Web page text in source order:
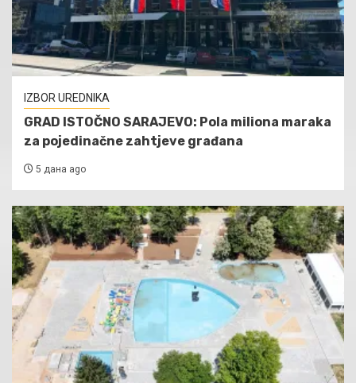
IZBOR UREDNIKA
GRAD ISTOČNO SARAJEVO: Pola miliona maraka
za pojedinačne zahtjeve građana
5 дана ago